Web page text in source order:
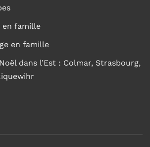
en famille
en famille
dans l’Est : Colmar, Strasbourg,